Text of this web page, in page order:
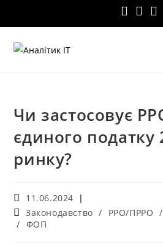
Чи застосовує
єдиного податку
ринку?
11.06.2024
Законодавство / РРО/ПРРО /
/ ФОП